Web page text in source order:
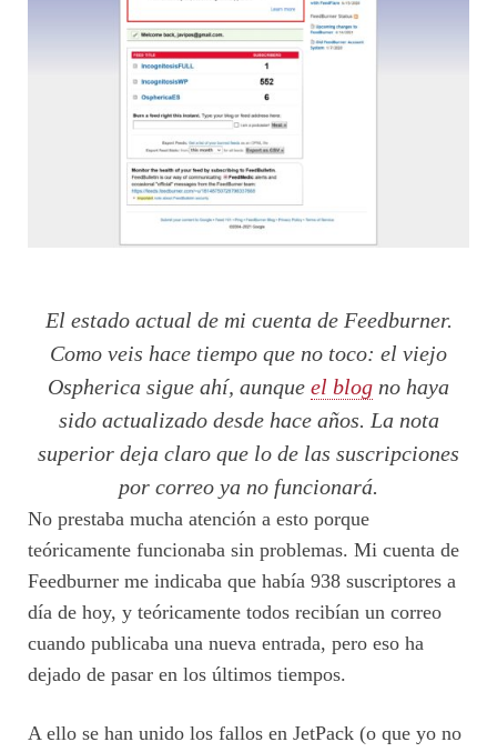
El estado actual de mi cuenta de Feedburner.
Como veis hace tiempo que no toco: el viejo
Ospherica sigue ahí, aunque el blog no haya
sido actualizado desde hace años. La nota
superior deja claro que lo de las suscripciones
por correo ya no funcionará.
No prestaba mucha atención a esto porque
teóricamente funcionaba sin problemas. Mi cuenta de
Feedburner me indicaba que había 938 suscriptores a
día de hoy, y teóricamente todos recibían un correo
cuando publicaba una nueva entrada, pero eso ha
dejado de pasar en los últimos tiempos.
A ello se han unido los fallos en JetPack (o que yo no